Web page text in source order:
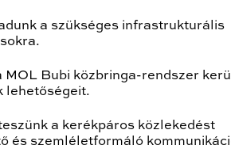
a szükséges infrastrukturális
MOL Bubi közbringa-rendszer
lehetőségeit.
a kerékpáros közlekedést
és szemléletformáló